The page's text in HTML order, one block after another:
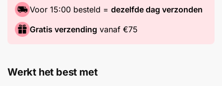
Voor 15:00 besteld = dezelfde dag verzonden
Gratis verzending vanaf €75
Werkt het best met